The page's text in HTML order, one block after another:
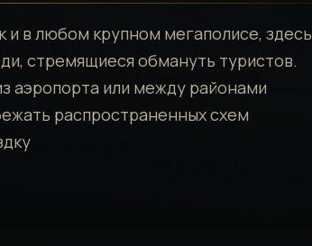
и в любом крупном мегаполисе, здесь
стремящиеся обмануть туристов.
аэропорта или между районами
распространенных схем